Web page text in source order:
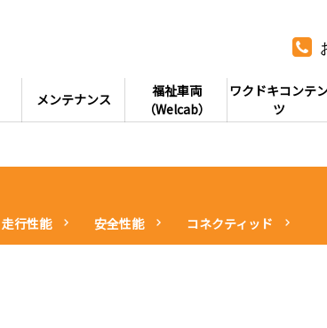
メンテナンス
福祉車両
（Welcab）
ワクドキコンテ
ツ
走行性能 安全性能 コネクティッド